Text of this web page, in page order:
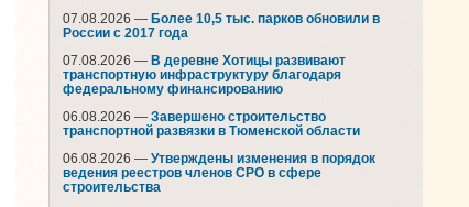
07.08.2026 — Более 10,5 тыс. парков обновили в
России с 2017 года
07.08.2026 — В деревне Хотицы развивают
транспортную инфраструктуру благодаря
федеральному финансированию
06.08.2026 — Завершено строительство
транспортной развязки в Тюменской области
06.08.2026 — Утверждены изменения в порядок
ведения реестров членов СРО в сфере
строительства